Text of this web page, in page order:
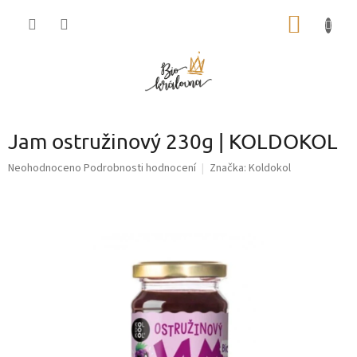
Jam ostružinový 230g | KOLDOKOL
Průměrné
Neohodnoceno Podrobnosti hodnocení Značka: Koldokol